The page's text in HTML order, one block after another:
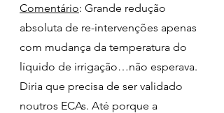
Comentário: Grande redução
absoluta de re-intervenções apenas
com mudança da temperatura do
líquido de irrigação…não esperava.
Diria que precisa de ser validado
noutros ECAs. Até porque a